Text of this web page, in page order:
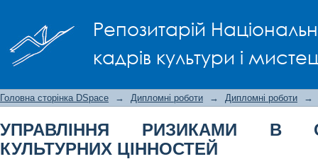
Репозитарій
кадрів культури і
Головна сторінка DSpace → Дипломні роботи → Дипломні роботи →
УПРАВЛІННЯ РИЗИКАМИ В
КУЛЬТУРНИХ ЦІННОСТЕЙ